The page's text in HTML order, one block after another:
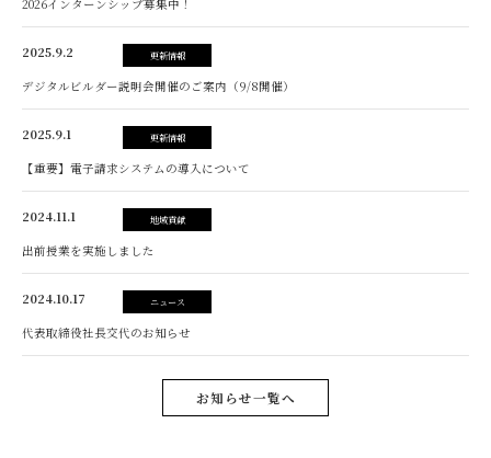
2026インターンシップ募集中！
2025.9.2 更新情報
デジタルビルダー説明会開催のご案内（9/8開催）
2025.9.1 更新情報
【重要】電子請求システムの導入について
2024.11.1 地域貢献
出前授業を実施しました
2024.10.17 ニュース
代表取締役社長交代のお知らせ
お知らせ一覧へ